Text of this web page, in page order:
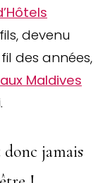
devenu
des années,
Maldives
donc jamais